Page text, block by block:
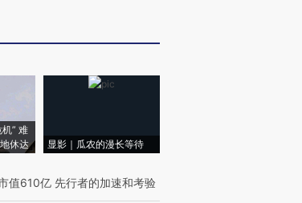
” 难
休达
显影｜瓜农的漫长等待
值610亿 先行者的加速和考验